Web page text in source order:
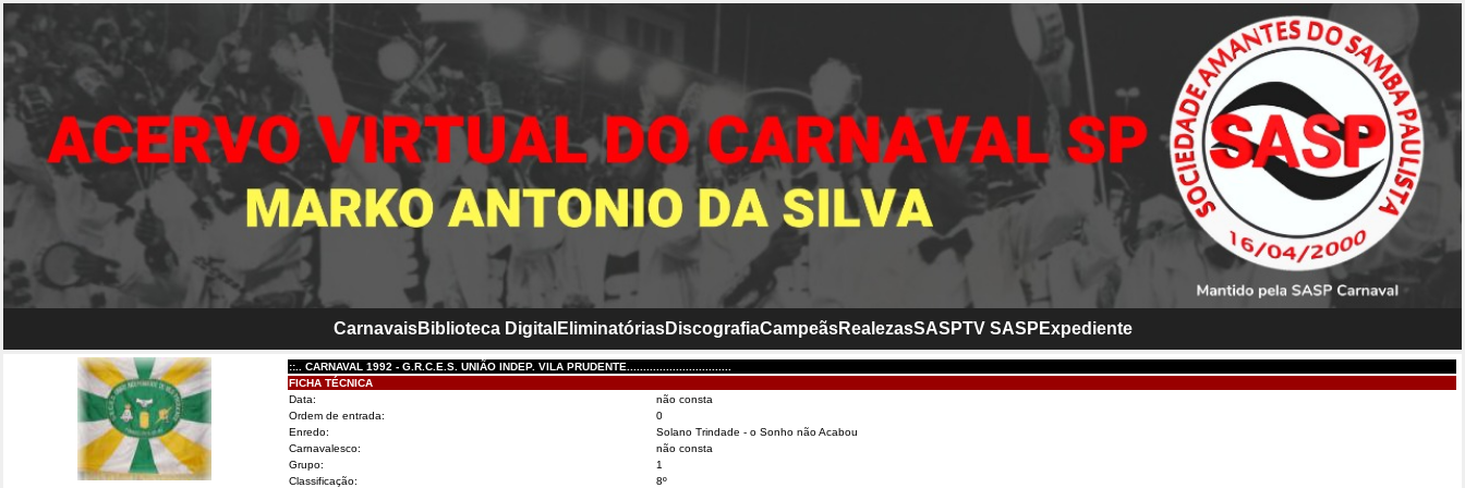
CarnavaisBiblioteca Digital EliminatóriasDiscografiaCampeãsRealezasSASPTV SASP Expediente
::.. CARNAVAL 1992 - G.R.C.E.S. UNIÃO INDEP. VILA PRUDENTE................................
FICHA TÉCNICA
Data:
não consta
Ordem de entrada:
0
Enredo:
Solano Trindade - o Sonho não Acabou
Carnavalesco:
não consta
Grupo:
1
Classificação:
8º